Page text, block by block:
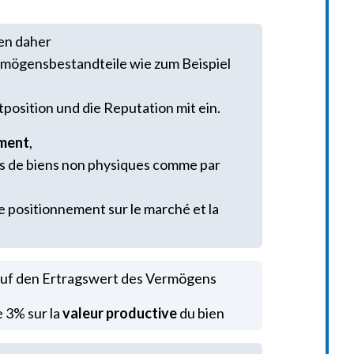
daher
wie zum Beispiel
und die Reputation mit ein.
,
de biens non physiques comme par
positionnement sur le marché et la
den Ertragswert des Vermögens
sur lavaleur productivedu bien